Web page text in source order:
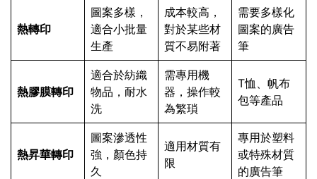
熱轉印
圖案多樣，
適合小批量
生產
成本較高，
對於某些材
質不易附著
需要多樣化
圖案的廣告
筆
熱膠膜轉印
適合於紡織
物品，耐水
洗
需專用機
器，操作較
為繁瑣
T恤、帆布
包等產品
熱昇華轉印
圖案滲透性
強，顏色持
久
適用材質有
限
專用於塑料
或特殊材質
的廣告筆